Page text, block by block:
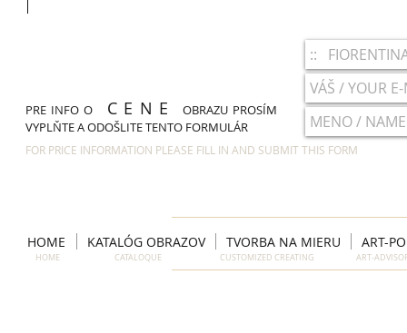
FOR PRICE INFORMATION PLEASE FILL IN AND SUBMIT THIS FORM
PRE INFO O C E N E OBRAZU PROSÍM
VYPLŇTE A ODOŠLITE TENTO FORMULÁR
HOME KATALÓG OBRAZOV TVORBA NA MIERU ART-
HOME CATALOQUE CUSTOMIZED CREATING ART-